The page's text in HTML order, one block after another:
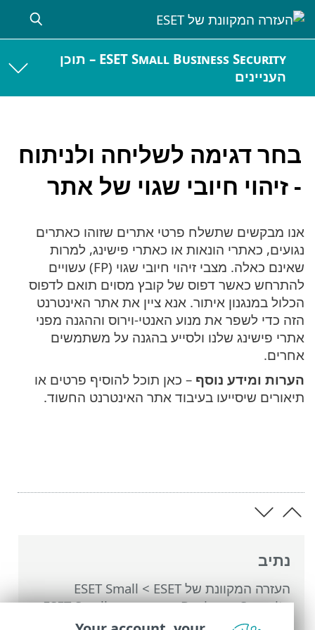
ESET Small Business Security – תוכן
העניינים
בחר דגימה לשליחה ולניתוח
- זיהוי חיובי שגוי של אתר
נתיב
העזרה המקוונת של ESET >
ESET Small
Business Security
>
עבודה עם ESET Small
Business Security
> כלים>בחירת דוגמה
אנו מבקשים שתשלח פרטי אתרים שזוהו כאתרים
נגועים, כאתרי הונאות או כאתרי פישינג, למרות
שאינם כאלה. מצבי זיהוי חיובי שגוי (FP) עשויים
להתרחש כאשר דפוס של קובץ מסוים תואם לדפוס
הכלול במנגנון איתור. אנא ציין את אתר האינטרנט
הזה כדי לשפר את מנוע האנטי-וירוס וההגנה מפני
אתרי פישינג שלנו ולסייע בהגנה על משתמשים
אחרים.
הערות ומידע נוסף – כאן תוכל להוסיף פרטים או
תיאורים שיסייעו בעיבוד אתר האינטרנט החשוד.